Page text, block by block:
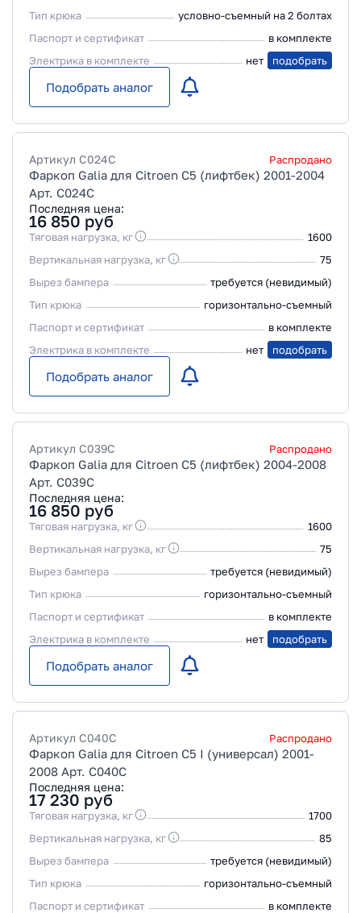
Тип крюка
условно-съемный на 2 болтах
Паспорт и сертификат
в комплекте
Электрика в комплекте
нет подобрать
Подобрать аналог
Артикул C024C Распродано
Фаркоп Galia для Citroen C5 (лифтбек) 2001-2004
Арт. C024C
Последняя цена:
16 850 руб
Тяговая нагрузка, кг
1600
Вертикальная нагрузка, кг
75
Вырез бампера
требуется (невидимый)
Тип крюка
горизонтально-съемный
Паспорт и сертификат
в комплекте
Электрика в комплекте
нет подобрать
Подобрать аналог
Артикул C039C Распродано
Фаркоп Galia для Citroen C5 (лифтбек) 2004-2008
Арт. C039C
Последняя цена:
16 850 руб
Тяговая нагрузка, кг
1600
Вертикальная нагрузка, кг
75
Вырез бампера
требуется (невидимый)
Тип крюка
горизонтально-съемный
Паспорт и сертификат
в комплекте
Электрика в комплекте
нет подобрать
Подобрать аналог
Артикул C040C Распродано
Фаркоп Galia для Citroen C5 I (универсал) 2001-
2008 Арт. C040C
Последняя цена:
17 230 руб
Тяговая нагрузка, кг
1700
Вертикальная нагрузка, кг
85
Вырез бампера
требуется (невидимый)
Тип крюка
горизонтально-съемный
Паспорт и сертификат
в комплекте